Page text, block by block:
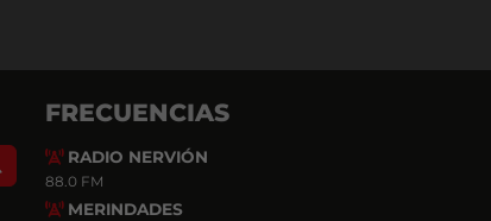
Search
FRECUENCIAS
RADIO NERVIÓN
88.0 FM
MERINDADES